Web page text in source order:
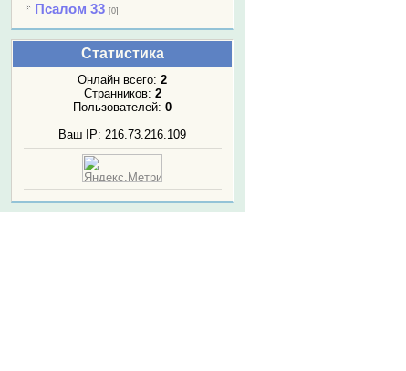
Псалом 33 [0]
Статистика
Онлайн всего:2
Странников: 2
Пользователей:0
Ваш IP: 216.73.216.109